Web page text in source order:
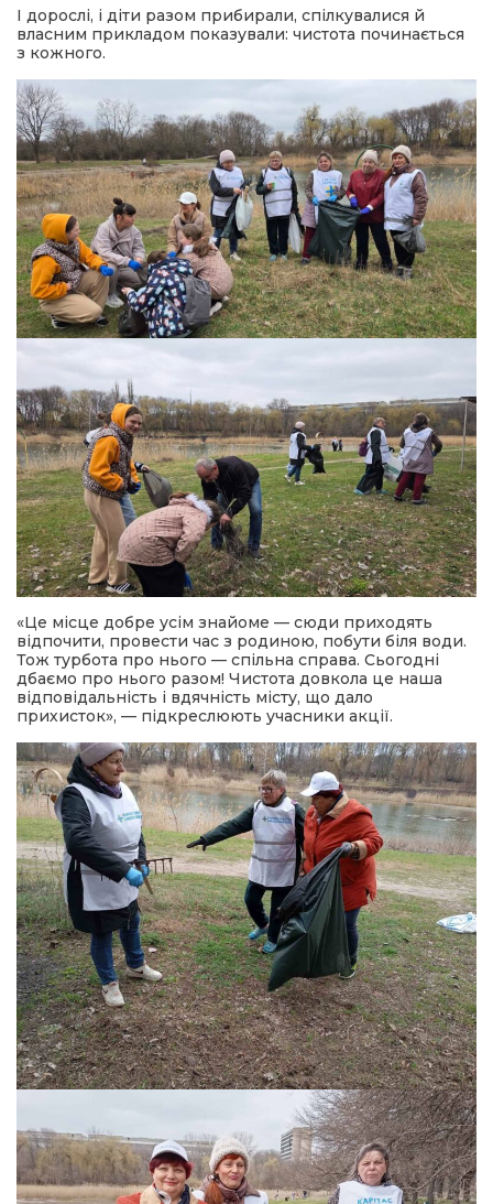
І дорослі, і діти разом прибирали, спілкувалися й
власним прикладом показували: чистота починається
з кожного.
«Це місце добре усім знайоме — сюди приходять
відпочити, провести час з родиною, побути біля води.
Тож турбота про нього — спільна справа. Сьогодні
дбаємо про нього разом! Чистота довкола це наша
відповідальність і вдячність місту, що дало
прихисток», — підкреслюють учасники акції.